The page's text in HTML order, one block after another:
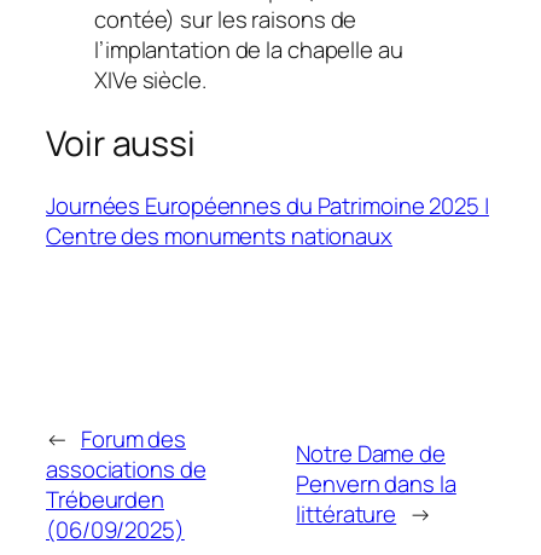
contée) sur les raisons de
l’implantation de la chapelle au
XIVe siècle.
Voir aussi
Journées Européennes du Patrimoine 2025 |
Centre des monuments nationaux
← Forum des
associations de
Trébeurden
(06/09/2025)
Notre Dame de
Penvern dans la
littérature →